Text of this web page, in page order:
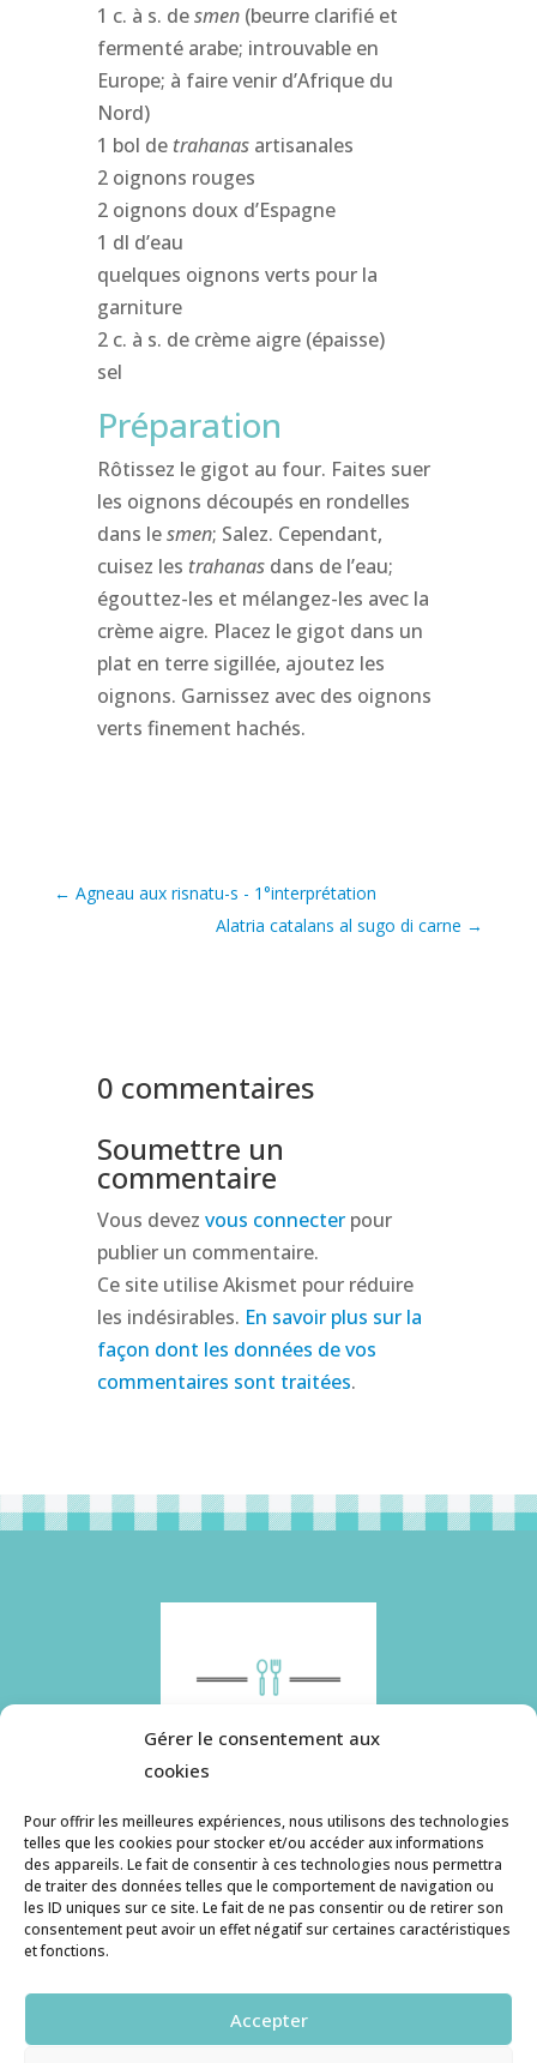
Gérer le consentement aux
cookies
Pour offrir les meilleures expériences, nous utilisons des technologies
telles que les cookies pour stocker et/ou accéder aux informations
des appareils. Le fait de consentir à ces technologies nous permettra
de traiter des données telles que le comportement de navigation ou
les ID uniques sur ce site. Le fait de ne pas consentir ou de retirer son
consentement peut avoir un effet négatif sur certaines caractéristiques
et fonctions.
Accepter
1 c. à s. desmen(beurre clarifié et
fermenté arabe; introuvable en
Europe; à faire venir d’Afrique du
Nord)
1 bol de trahanasartisanales
2 oignons rouges
2 oignons doux d’Espagne
1 dl d’eau
quelques oignons verts pour la
garniture
2 c. à s. de crème aigre (épaisse)
sel
Préparation
Rôtissez le gigot au four. Faites suer
les oignons découpés en rondelles
dans lesmen; Salez. Cependant,
cuisez les trahanasdans de l’eau;
égouttez-les et mélangez-les avec la
crème aigre. Placez le gigot dans un
plat en terre sigillée, ajoutez les
oignons. Garnissez avec des oignons
verts finement hachés.
← Agneau aux risnatu-s - 1°interprétation
Alatria catalans al sugo di carne →
0 commentaires
Soumettre un
commentaire
Vous devez vous connecterpour
publier un commentaire.
Ce site utilise Akismet pour réduire
les indésirables. En savoir plus sur la
façon dont les données de vos
commentaires sont traitées.
Histoire de pâtes utilise des cookies. Pour en
savoir plus, ainsi que sur la politique de
confidentialité, cliquez ici.
Contact
histoiredepates@gmail.com